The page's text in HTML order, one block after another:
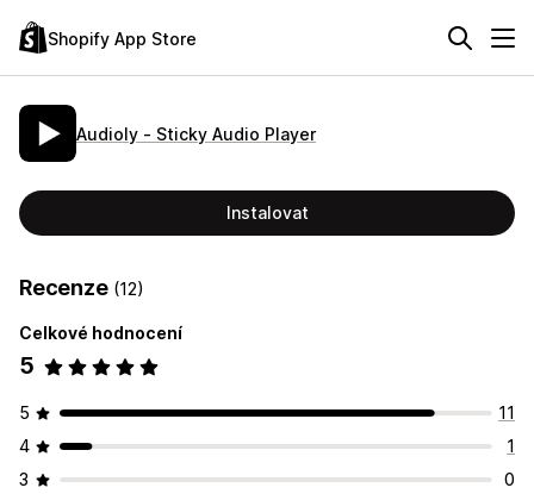
Shopify App Store
Audioly ‑ Sticky Audio Player
Instalovat
Recenze (12)
Celkové hodnocení
5
5
11
4
1
3
0